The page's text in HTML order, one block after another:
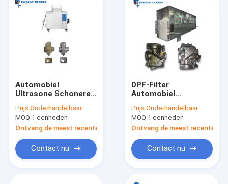
Automobiel
Ultrasone Schonere
1200Watt voor
Autodelen
Prijs:Onderhandelbaar
MOQ:1 eenheden
Ontvang de meest recente Prijs
Contact nu
DPF-Filter
Automobiel
Twee Tanks 175 Liter
met 1inch-
Afvoerkanaalklep
Prijs:Onderhandelbaar
MOQ:1 eenheden
Ontvang de meest recente
Contact nu